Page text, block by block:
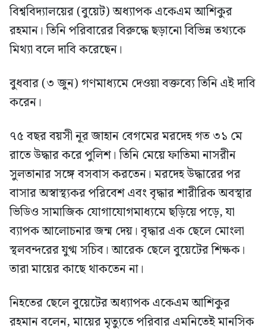
বিশ্ববিদ্যালয়ের (বুয়েট) অধ্যাপক একেএম আশিকুর
রহমান। তিনি পরিবারের বিরুদ্ধে ছড়ানো বিভিন্ন তথ্যকে
মিথ্যা বলে দাবি করেছেন।
বুধবার (৩ জুন) গণমাধ্যমে দেওয়া বক্তব্যে তিনি এই দাবি
করেন।
৭৫ বছর বয়সী নূর জাহান বেগমের মরদেহ গত ৩১ মে
রাতে উদ্ধার করে পুলিশ। তিনি মেয়ে ফাতিমা নাসরীন
সুলতানার সঙ্গে বসবাস করতেন। মরদেহ উদ্ধারের পর
বাসার অস্বাস্থ্যকর পরিবেশ এবং বৃদ্ধার শারীরিক অবস্থার
ভিডিও সামাজিক যোগাযোগমাধ্যমে ছড়িয়ে পড়ে, যা
ব্যাপক আলোচনার জন্ম দেয়। বৃদ্ধার এক ছেলে মোংলা
স্থলবন্দরের যুগ্ম সচিব। আরেক ছেলে বুয়েটের শিক্ষক।
তারা মায়ের কাছে থাকতেন না।
নিহতের ছেলে বুয়েটের অধ্যাপক একেএম আশিকুর
রহমান বলেন, মায়ের মৃত্যুতে পরিবার এমনিতেই মানসিক